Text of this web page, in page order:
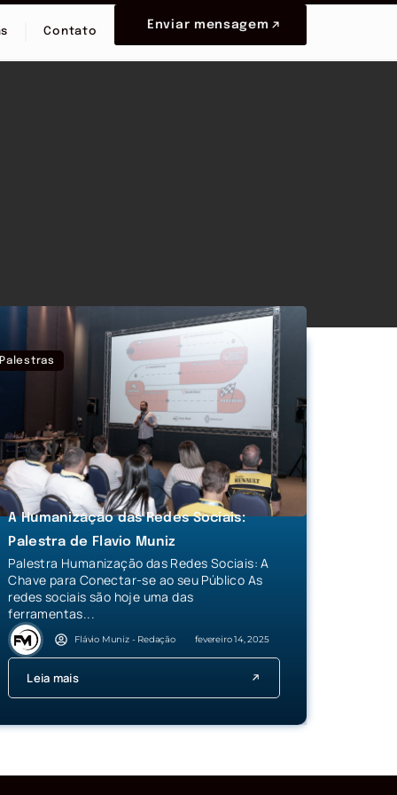
Contato
Enviar mensagem
Palestras
A Humanização das Redes Sociais:
Palestra de Flavio Muniz
Palestra Humanização das Redes Sociais: A
Chave para Conectar-se ao seu Público As
redes sociais são hoje uma das
ferramentas...
Flávio Muniz - Redação fevereiro 14, 2025
Leia mais